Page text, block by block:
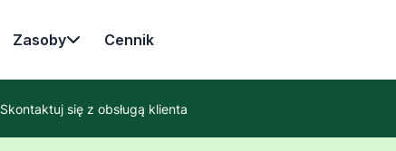
Zasoby Cennik
Skontaktuj się z obsługą klienta